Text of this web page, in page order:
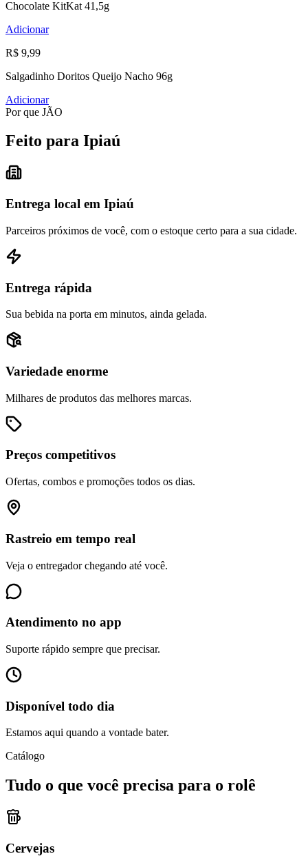
Chocolate KitKat 41,5g
Adicionar
R$ 9,99
Salgadinho Doritos Queijo Nacho 96g
Adicionar
Por que JÃO
Feito para Ipiaú
Entrega local em Ipiaú
Parceiros próximos de você, com o estoque certo para a sua cidade.
Entrega rápida
Sua bebida na porta em minutos, ainda gelada.
Variedade enorme
Milhares de produtos das melhores marcas.
Preços competitivos
Ofertas, combos e promoções todos os dias.
Rastreio em tempo real
Veja o entregador chegando até você.
Atendimento no app
Suporte rápido sempre que precisar.
Disponível todo dia
Estamos aqui quando a vontade bater.
Catálogo
Tudo o que você precisa para o rolê
Cervejas